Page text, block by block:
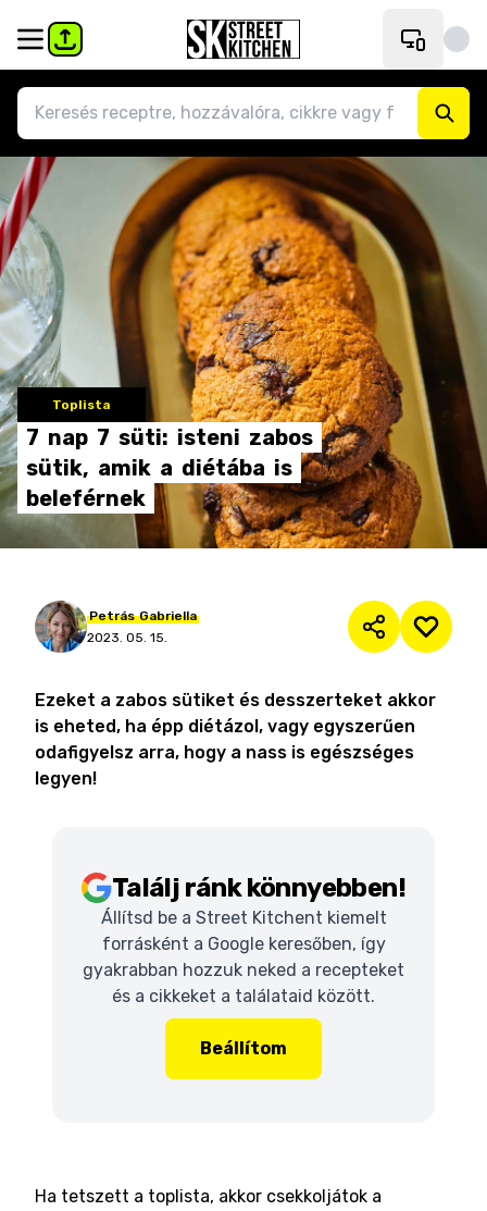
Toplista
7 nap 7 süti: isteni zabos
sütik, amik a diétába is
beleférnek
Petrás Gabriella
2023. 05. 15.
Ezeket a zabos sütiket és desszerteket akkor
is eheted, ha épp diétázol, vagy egyszerűen
odafigyelsz arra, hogy a nass is egészséges
legyen!
Találj ránk könnyebben!
Állítsd be a Street Kitchent kiemelt
forrásként a Google keresőben, így
gyakrabban hozzuk neked a recepteket
és a cikkeket a találataid között.
Beállítom
Ha tetszett a toplista, akkor csekkoljátok a